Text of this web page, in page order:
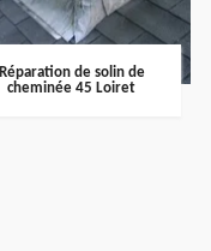
Réparation de solin de
cheminée 45 Loiret